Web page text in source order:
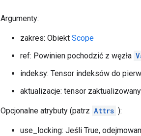
Argumenty:
zakres: Obiekt Scope
ref: Powinien pochodzić z węzła
indeksy: Tensor indeksów do
aktualizacje: tensor
Opcjonalne atrybuty (patrz Attrs ):
use_locking: Jeśli True,